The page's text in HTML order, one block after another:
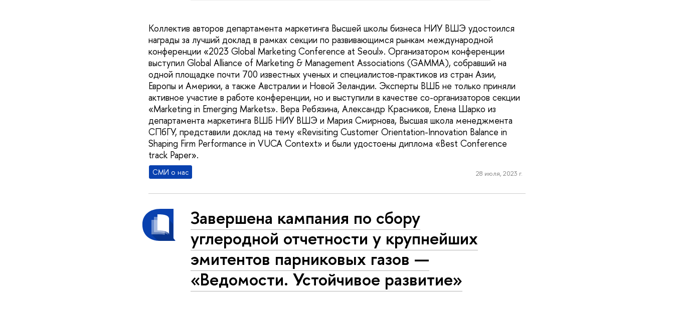
Коллектив авторов департамента маркетинга Высшей школы бизнеса НИУ ВШЭ удостоился
награды за лучший доклад в рамках секции по развивающимся рынкам международной
конференции «2023 Global Marketing Conference at Seoul». Организатором конференции
выступил Global Alliance of Marketing & Management Associations (GAMMA), собравший на
одной площадке почти 700 известных ученых и специалистов-практиков из стран Азии,
Европы и Америки, а также Австралии и Новой Зеландии. Эксперты ВШБ не только приняли
активное участие в работе конференции, но и выступили в качестве со-организаторов секции
«Marketing in Emerging Markets». Вера Ребязина, Александр Красников, Елена Шарко из
департамента маркетинга ВШБ НИУ ВШЭ и Мария Смирнова, Высшая школа менеджмента
СПбГУ, представили доклад на тему «Revisiting Customer Orientation-Innovation Balance in
Shaping Firm Performance in VUCA Context» и были удостоены диплома «Best Conference
track Paper».
СМИ о нас 28 июля, 2023 г.
Завершена кампания по сбору
углеродной отчетности у крупнейших
эмитентов парниковых газов —
«Ведомости. Устойчивое развитие»